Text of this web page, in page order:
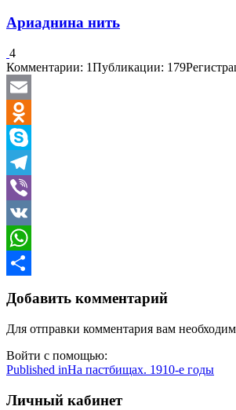
Ариаднина нить
4
Комментарии: 1Публикации: 179
Email
Odnoklassniki
Skype
Telegram
Viber
VK
WhatsApp
Добавить комментарий
Для отправки комментария вам
Войти с помощью:
Навигация
по
Published inНа пастбищах. 1910-е годы
Личный кабинет